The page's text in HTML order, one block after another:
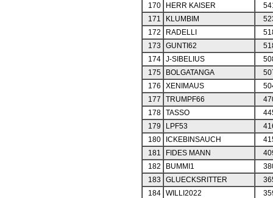
170
HERR KAISER
171
KLUMBIM
172
RADELLI
173
GUNTI62
174 J-SIBELIUS
175
BOLGATANGA
176
XENIMAUS
177
TRUMPF66
178 TASSO
179
LPF53
180
ICKEBINSAUCH
181
FIDES MANN
182
BUMMI1
183
GLUECKSRITTER
184 WILLI2022